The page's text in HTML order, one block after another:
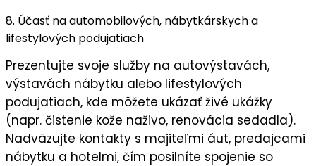
8. Účasť na automobilových, nábytkárskych a
lifestylových podujatiach
Prezentujte svoje služby na autovýstavách,
výstavách nábytku alebo lifestylových
podujatiach, kde môžete ukázaťživé ukážky
(napr. čistenie kože naživo, renovácia sedadla).
Nadväzujte kontakty s majiteľmi áut, predajcami
nábytku a hotelmi, čím posilníte spojenie so